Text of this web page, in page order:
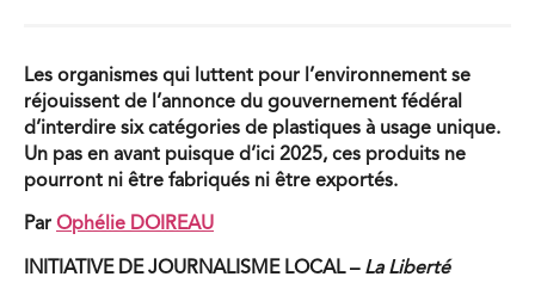
Les organismes qui luttent pour l’environnement se
réjouissent de l’annonce du gouvernement fédéral
d’interdire six catégories de plastiques à usage unique.
Un pas en avant puisque d’ici 2025, ces produits ne
pourront ni être fabriqués ni être exportés.
Par Ophélie DOIREAU
INITIATIVE DE JOURNALISME LOCAL – La Liberté